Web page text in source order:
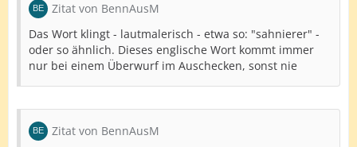
Zitat von BennAusM
Das Wort klingt - lautmalerisch - etwa so: "sahnierer" -
oder so ähnlich. Dieses englische Wort kommt immer
nur bei einem Überwurf im Auschecken, sonst nie
Zitat von BennAusM